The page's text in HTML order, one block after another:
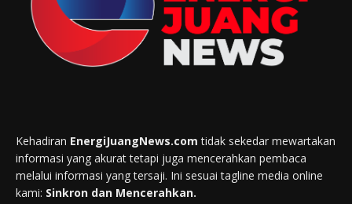
Kehadiran EnergiJuangNews.com tidak sekedar mewartakan
informasi yang akurat tetapi juga mencerahkan pembaca
melalui informasi yang tersaji. Ini sesuai tagline media online
kami: Sinkron dan Mencerahkan.